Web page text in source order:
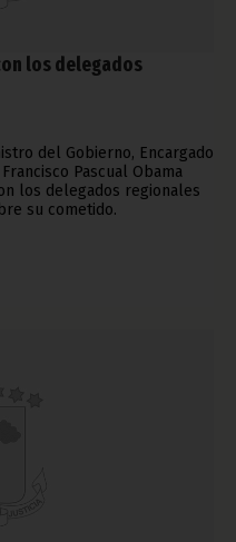
los delegados
del Gobierno, Encargado
Pascual Obama
los delegados regionales
su cometido.